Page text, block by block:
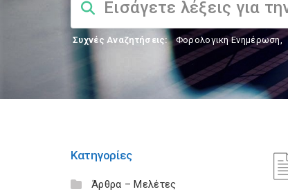
Συχνές Αναζητήσεις: Φορολογικη Ενημέρωση,
Κατηγορίες
Άρθρα – Μελέτες